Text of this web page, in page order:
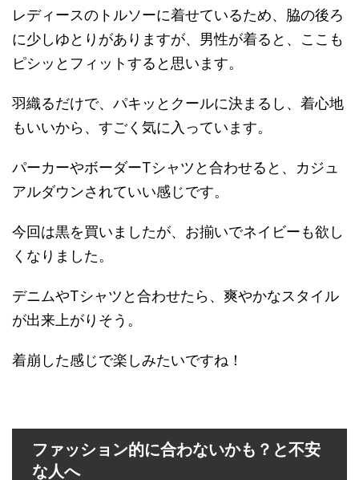
レディースのトルソーに着せているため、脇の後ろ
に少しゆとりがありますが、男性が着ると、ここも
ピシッとフィットすると思います。
羽織るだけで、パキッとクールに決まるし、着心地
もいいから、すごく気に入っています。
パーカーやボーダーTシャツと合わせると、カジュ
アルダウンされていい感じです。
今回は黒を買いましたが、お揃いでネイビーも欲し
くなりました。
デニムやTシャツと合わせたら、爽やかなスタイル
が出来上がりそう。
着崩した感じで楽しみたいですね！
ファッション的に合わないかも？と不安
な人へ